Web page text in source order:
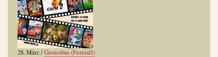
28. März/Groussbus (Festsall)